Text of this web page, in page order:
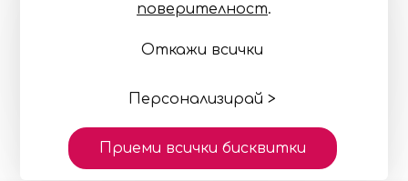
правото на малки корекции в декорацията и
цветовете
Онлайн разрешаване на спорове
Изработка на сайт върху Creativiso® Xpress™
(v1.50.18)
* 1 EUR = 1.95583 BGN
поверителност.
Откажи всички
Персонализирай >
Приеми всички бисквитки